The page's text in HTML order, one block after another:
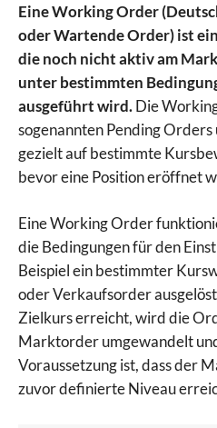
Eine Working Order
oder Wartende Order) ist
die noch nicht aktiv am
unter bestimmten
ausgeführt wird.Die
sogenannten Pending
gezielt auf bestimmte
bevor eine Position eröffnet
Eine Working Order
die Bedingungen für den
Beispiel ein bestimmter
oder Verkaufsorder
Zielkurs erreicht, wird die
Marktorder umgewandelt
Voraussetzung ist, dass der
zuvor definierte Niveau